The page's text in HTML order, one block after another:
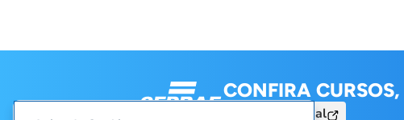
CONFIRA
Acesse o Portal